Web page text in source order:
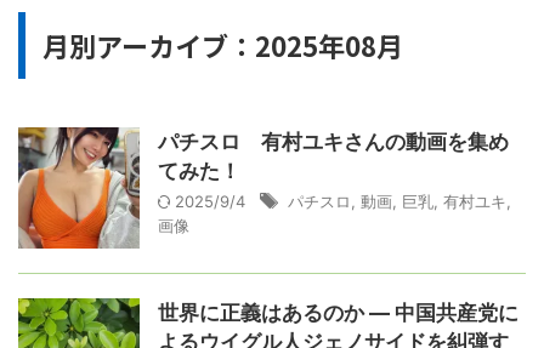
月別アーカイブ：2025年08月
パチスロ 有村ユキさんの動画を集め
てみた！
2025/9/4 パチスロ 動画 巨乳 有村ユキ
画像
世界に正義はあるのか ― 中国共産党に
よるウイグル人ジェノサイドを糾弾す